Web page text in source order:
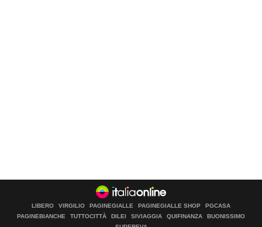
LIBERO VIRGILIO PAGINEGIALLE PAGINEGIALLE SHOP
PGCASA
PAGINEBIANCHE
TUTTOCITTÀ DILEI SIVIAGGIA QUIFINANZA
BUONISSIMO